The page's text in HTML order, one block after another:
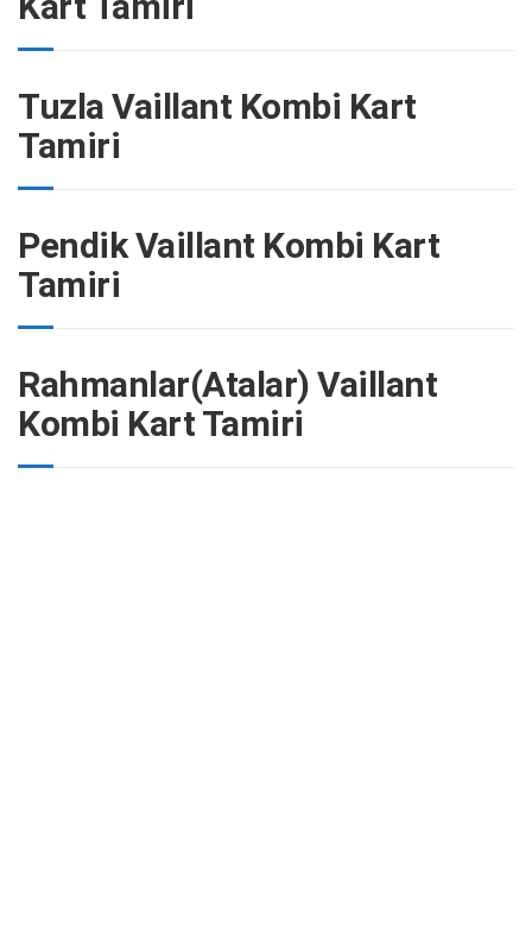
Tuzla Vaillant Kombi Kart
Tamiri
Pendik Vaillant Kombi Kart
Tamiri
Rahmanlar(Atalar) Vaillant
Kombi Kart Tamiri